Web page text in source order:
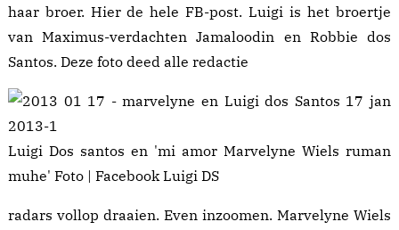
haar broer. Hier de hele FB-post. Luigi is het broertje
van Maximus-verdachten Jamaloodin en Robbie dos
Santos. Deze foto deed alle redactie
Luigi Dos santos en 'mi amor Marvelyne Wiels ruman
muhe' Foto | Facebook Luigi DS
radars vollop draaien. Even inzoomen. Marvelyne Wiels